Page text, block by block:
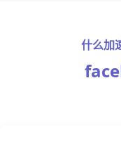
什么加